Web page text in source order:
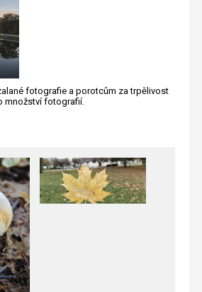
fotografie a porotcům za trpělivost
množství fotografií.